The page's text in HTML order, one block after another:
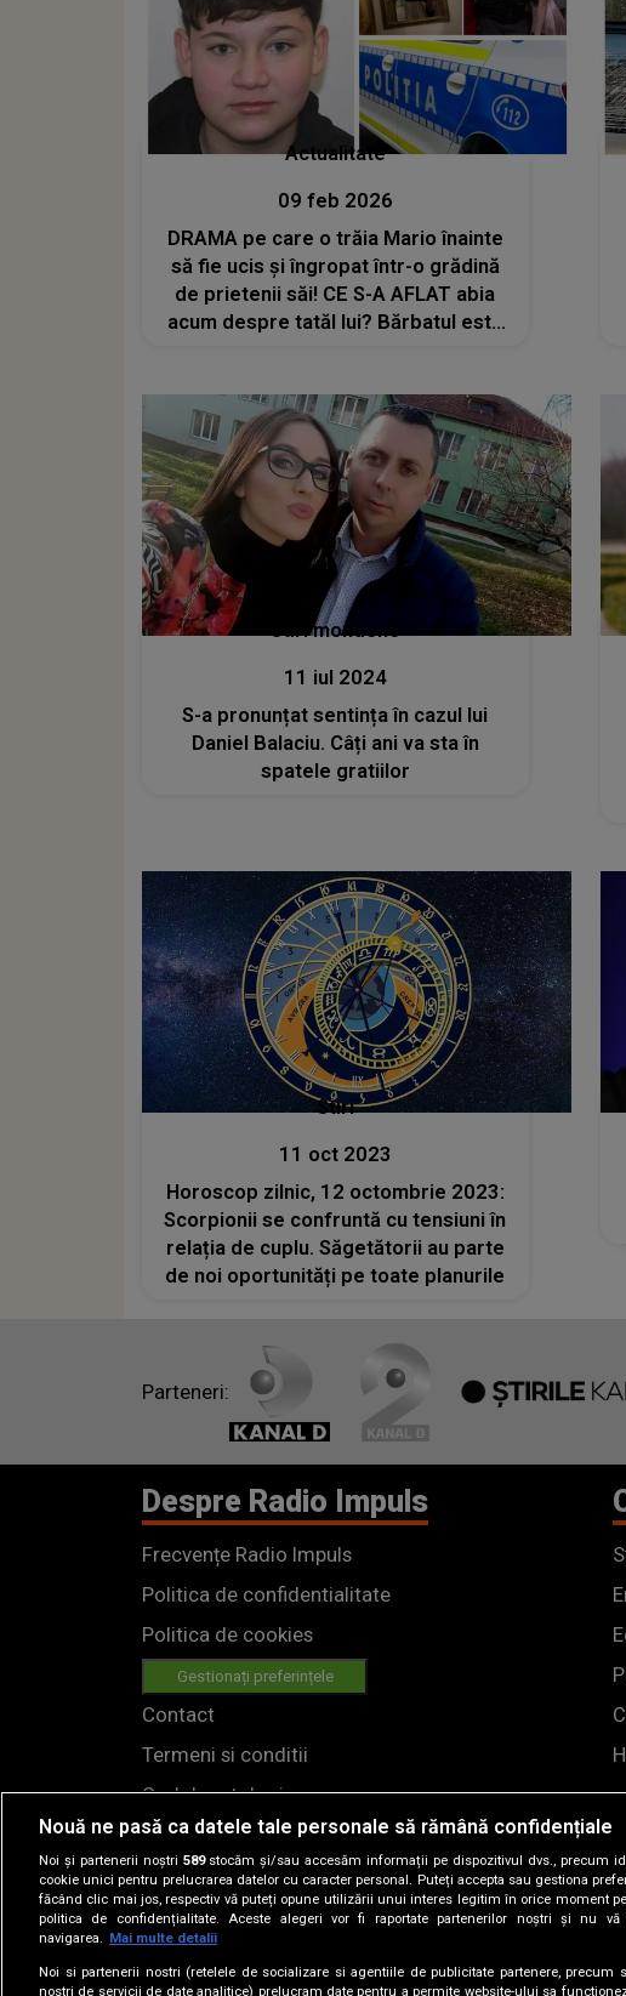
Actualitate
09 feb 2026
DRAMA pe care o trăia Mario înainte
să fie ucis și îngropat într-o grădină
de prietenii săi! CE S-A AFLAT abia
acum despre tatăl lui? Bărbatul este
fiului său
Stiri mondene
11 iul 2024
S-a pronunțat sentința în cazul lui
Daniel Balaciu. Câți ani va sta în
spatele gratiilor
Stiri
11 oct 2023
Horoscop zilnic, 12 octombrie 2023:
Scorpionii se confruntă cu tensiuni în
relația de cuplu. Săgetătorii au parte
de noi oportunități pe toate planurile
Parteneri:
Despre Radio Impuls
Frecvențe Radio Impuls
Politica de confidentialitate
Politica de cookies
Gestionați preferințele
Contact
Termeni si conditii
Cod deontologic
Regulamente
Nouă ne pasă ca datele tale personale să rămână confidențiale
Noi și partenerii noștri 589stocăm și/sau accesăm informații pe dispozitivul dvs., precum
cookie unici pentru prelucrarea datelor cu caracter personal. Puteți accepta sau gestiona
făcând clic mai jos, respectiv vă puteți opune utilizării unui interes legitim în orice moment
politica de confidențialitate. Aceste alegeri vor fi raportate partenerilor noștri și nu vă
navigarea.
Mai multe detalii
Noi si partenerii nostri (retelele de socializare si agentiile de publicitate partenere, precum
nostri de servicii de date analitice) prelucram date pentru a permite website-ului sa